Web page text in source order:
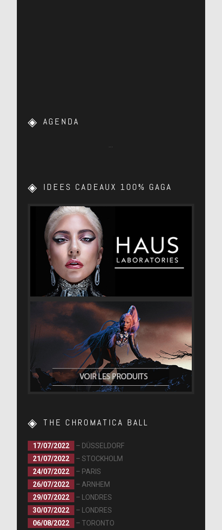
AGENDA
IDEES CADEAUX 100% GAGA
THE CHROMATICA BALL
17/07/2022
– DÜSSELDORF
21/07/2022
– STOCKHOLM
24/07/2022
– PARIS
26/07/2022
– ARNHEM
29/07/2022
– LONDRES
30/07/2022
– LONDRES
06/08/2022
– TORONTO